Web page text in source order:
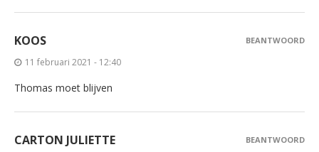
KOOS
11 februari 2021 - 12:40
Thomas moet blijven
BEANTWOORD
CARTON JULIETTE BEANTWOORD